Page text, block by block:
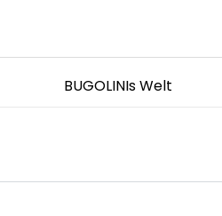
BUGOLINIs Welt